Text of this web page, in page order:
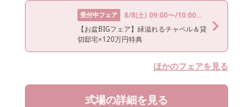
受付中フェア 8/8(土) 09:00〜/10:00〜/13:30〜/16:00〜/18:00〜
【お盆BIGフェア】緑溢れるチャペル＆貸
切邸宅×120万円特典
ほかのフェアを見る
式場の詳細を見る